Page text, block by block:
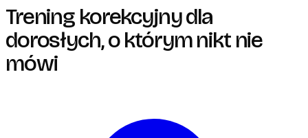
Trening korekcyjny dla
dorosłych, o którym nikt nie
mówi